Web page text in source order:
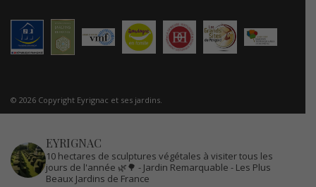
© 2026 Copyright Eyrignac et ses jardins.
EYRIGNAC
10 hectares de sculptures végétales à visiter tous les
jours de l'année 🌿🌳 - Jardin Remarquable - Les Plus
Beaux Jardins de France